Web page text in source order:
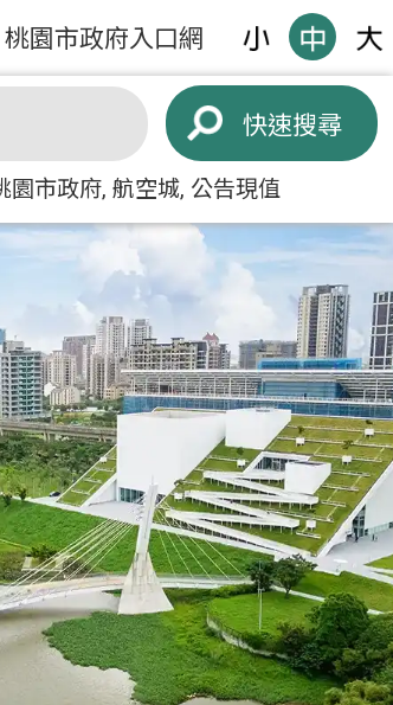
桃園市政府入口網
搜尋
園市政府 航空城 公告現值